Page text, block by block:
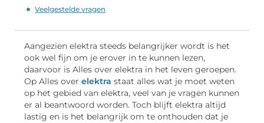
Veelgestelde vragen
Aangezien elektra steeds belangrijker wordt is het
ook wel fijn om je erover in te kunnen lezen,
daarvoor is Alles over elektra in het leven geroepen.
Op Alles over elektra staat alles wat je moet weten
op het gebied van elektra, veel van je vragen kunnen
er al beantwoord worden. Toch blijft elektra altijd
lastig en is het belangrijk om te onthouden dat je